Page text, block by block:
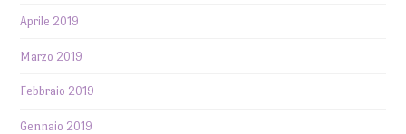
Aprile 2019
Marzo 2019
Febbraio 2019
Gennaio 2019